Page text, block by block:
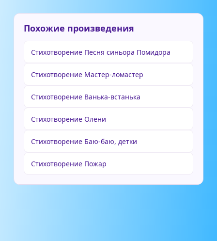
Похожие произведения
Стихотворение Песня синьора Помидора
Стихотворение Мастер-ломастер
Стихотворение Ванька-встанька
Стихотворение Олени
Стихотворение Баю-баю, детки
Стихотворение Пожар